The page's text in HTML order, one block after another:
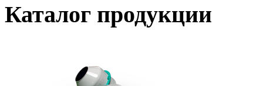
Каталог продукции